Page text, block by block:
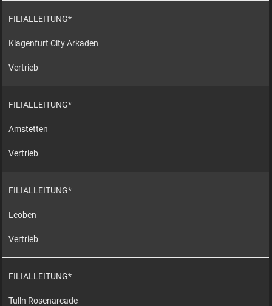
FILIALLEITUNG*
Klagenfurt City Arkaden
Vertrieb
FILIALLEITUNG*
Amstetten
Vertrieb
FILIALLEITUNG*
Leoben
Vertrieb
FILIALLEITUNG*
Tulln Rosenarcade